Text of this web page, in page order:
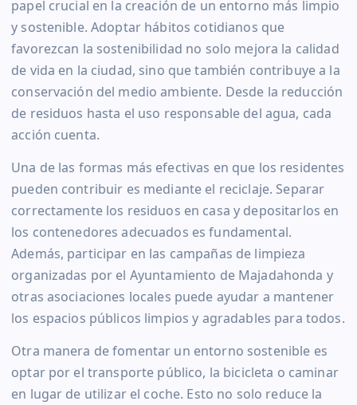
papel crucial en la creación de un entorno más limpio
y sostenible. Adoptar hábitos cotidianos que
favorezcan la sostenibilidad no solo mejora la calidad
de vida en la ciudad, sino que también contribuye a la
conservación del medio ambiente. Desde la reducción
de residuos hasta el uso responsable del agua, cada
acción cuenta.
Una de las formas más efectivas en que los residentes
pueden contribuir es mediante el reciclaje. Separar
correctamente los residuos en casa y depositarlos en
los contenedores adecuados es fundamental.
Además, participar en las campañas de limpieza
organizadas por el Ayuntamiento de Majadahonda y
otras asociaciones locales puede ayudar a mantener
los espacios públicos limpios y agradables para todos.
Otra manera de fomentar un entorno sostenible es
optar por el transporte público, la bicicleta o caminar
en lugar de utilizar el coche. Esto no solo reduce la